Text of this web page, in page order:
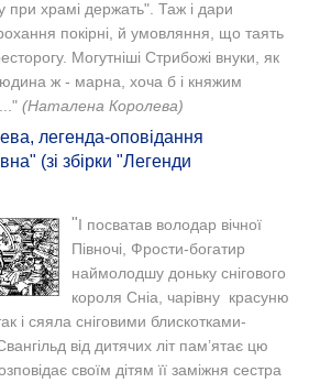
при храмі держать". Таж і дари
покірні, й умовляння, що таять
Могутніші Стрибожі внуки, як
ж - марна, хоча б і княжим
(Наталена Королева)
легенда-оповідання
(зі збірки "Легенди
"I посватав володар вічної
Півночі, Фрости-богатир
наймолодшу доньку снігового
короля Сніа, чарівну красуню
і сяяла сніговими блискотками-
від дитячих літ пам’ятає цю
своїм дітям її заміжня сестра